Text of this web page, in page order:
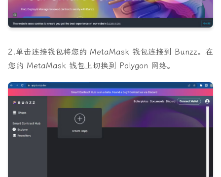
2.单击连接钱包将您的 MetaMask 钱包连接到 Bunzz。在
您的 MetaMask 钱包上切换到 Polygon 网络。